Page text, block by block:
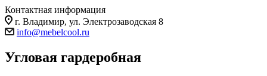
Контактная информация
г. Владимир, ул. Электрозаводская 8
info@mebelcool.ru
Угловая гардеробная